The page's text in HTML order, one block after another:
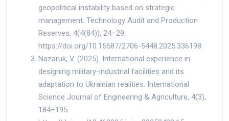
geopolitical instability based on strategic
management. Technology Audit and Production
Reserves, 4(4(84)), 24–29.
https://doi.org/10.15587/2706-5448.2025.336198
Nazaruk, V. (2025). International experience in
designing military-industrial facilities and its
adaptation to Ukrainian realities. International
Science Journal of Engineering & Agriculture, 4(3),
184–195.